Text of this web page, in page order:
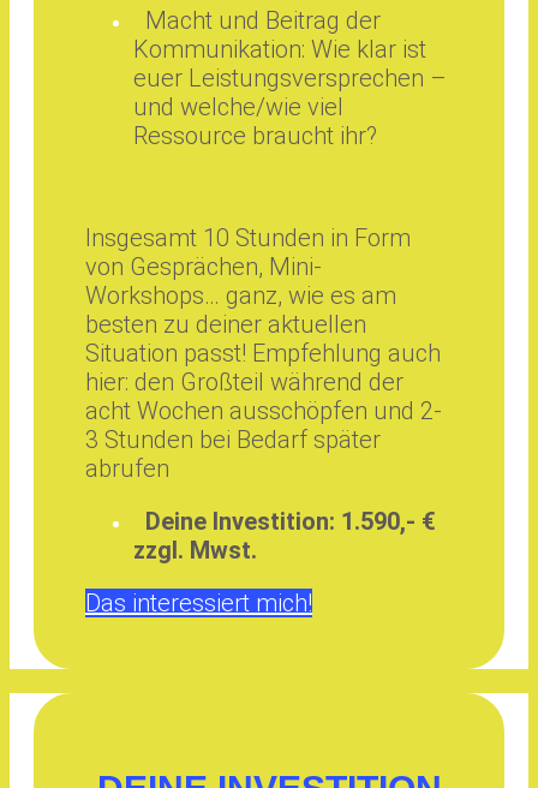
Macht und Beitrag der
Kommunikation: Wie klar ist
euer Leistungsversprechen –
und welche/wie viel
Ressource braucht ihr?
Insgesamt 10 Stunden in Form
von Gesprächen, Mini-
Workshops… ganz, wie es am
besten zu deiner aktuellen
Situation passt! Empfehlung auch
hier: den Großteil während der
acht Wochen ausschöpfen und 2-
3 Stunden bei Bedarf später
abrufen
Deine Investition: 1.590,- €
zzgl. Mwst.
Das interessiert mich!